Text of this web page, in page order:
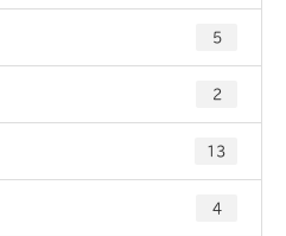
5
2
13
4